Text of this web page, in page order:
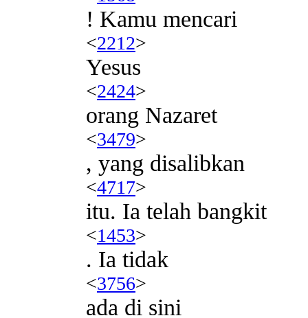
! Kamu mencari
<2212>
Yesus
<2424>
orang Nazaret
<3479>
, yang disalibkan
<4717>
itu. Ia telah bangkit
<1453>
. Ia tidak
<3756>
ada di sini